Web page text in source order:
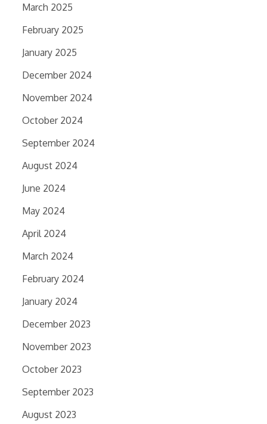
March 2025
February 2025
January 2025
December 2024
November 2024
October 2024
September 2024
August 2024
June 2024
May 2024
April 2024
March 2024
February 2024
January 2024
December 2023
November 2023
October 2023
September 2023
August 2023